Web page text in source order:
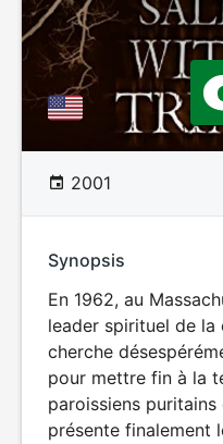
2001
Synopsis
En 1962, au
leader spirituel de la
cherche
pour mettre fin à la
paroissiens puritains
présente finalement